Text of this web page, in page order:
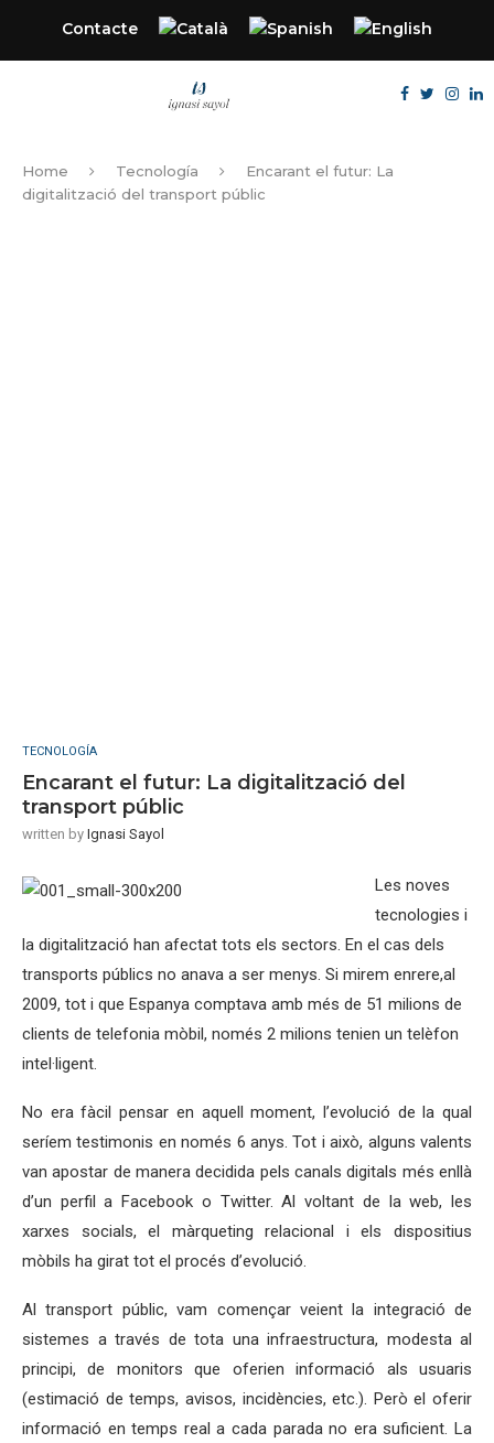
Contacte
Home Tecnología
Encarant el futur: La
digitalització del transport públic
TECNOLOGÍA
Encarant el futur: La digitalització del
transport públic
written by Ignasi Sayol
Les noves
tecnologies i
la digitalització han afectat tots els sectors. En el cas dels
transports públics no anava a ser menys. Si mirem enrere,al
2009, tot i que Espanya comptava amb més de 51 milions de
clients de telefonia mòbil, només 2 milions tenien un telèfon
intel·ligent.
No era fàcil pensar en aquell moment, l’evolució de la qual
seríem testimonis en només 6 anys. Tot i això, alguns valents
van apostar de manera decidida pels canals digitals més enllà
d’un perfil a Facebook o Twitter. Al voltant de la web, les
xarxes socials, el màrqueting relacional i els dispositius
mòbils ha girat tot el procés d’evolució.
Al transport públic, vam començar veient la integració de
sistemes a través de tota una infraestructura, modesta al
principi, de monitors que oferien informació als usuaris
(estimació de temps, avisos, incidències, etc.). Però el oferir
informació en temps real a cada parada no era suficient. La